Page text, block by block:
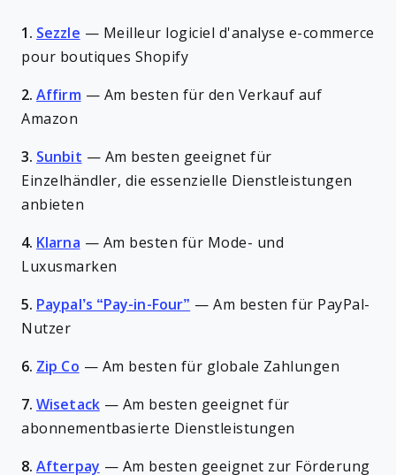
1. Sezzle — Meilleur logiciel d'analyse e-commerce
pour boutiques Shopify
2. Affirm — Am besten für den Verkauf auf
Amazon
3. Sunbit — Am besten geeignet für
Einzelhändler, die essenzielle Dienstleistungen
anbieten
4. Klarna — Am besten für Mode- und
Luxusmarken
5. Paypal’s “Pay-in-Four” —Am besten für PayPal-
Nutzer
6. Zip Co — Am besten für globale Zahlungen
7. Wisetack — Am besten geeignet für
abonnementbasierte Dienstleistungen
8. Afterpay — Am besten geeignet zur Förderung